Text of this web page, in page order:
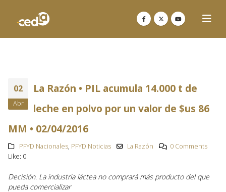
02
Abr
La Razón • PIL acumula 14.000 t de
leche en polvo por un valor de $us 86
MM • 02/04/2016
PFYD Nacionales, PFYD Noticias La Razón
0 Comments
Like: 0
Decisión. La industria láctea no comprará más producto del que
pueda comercializar